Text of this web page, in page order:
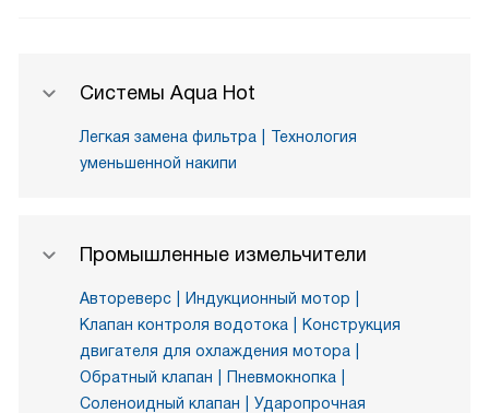
Системы Aqua Hot
Легкая замена фильтра
Технология
уменьшенной накипи
Промышленные измельчители
Автореверс
Индукционный мотор
Клапан контроля водотока
Конструкция
двигателя для охлаждения мотора
Обратный клапан
Пневмокнопка
Соленоидный клапан
Ударопрочная